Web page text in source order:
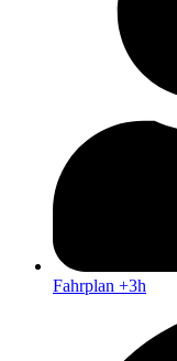
Fahrplan +3h